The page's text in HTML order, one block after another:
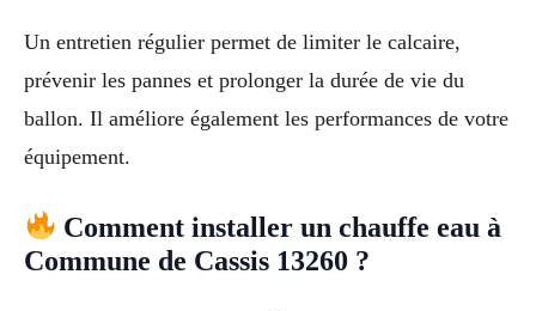
Un entretien régulier permet de limiter le calcaire,
prévenir les pannes et prolonger la durée de vie du
ballon. Il améliore également les performances de votre
équipement.
Comment installer un chauffe eau à
Commune de Cassis 13260 ?